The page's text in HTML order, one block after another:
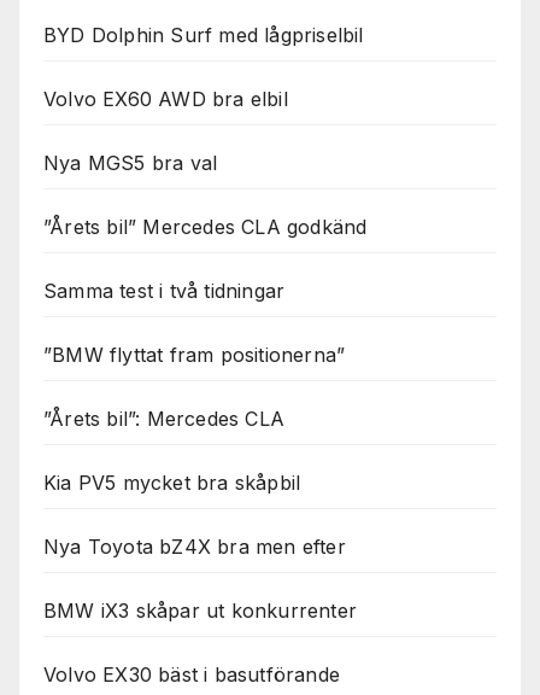
BYD Dolphin Surf med lågpriselbil
Volvo EX60 AWD bra elbil
Nya MGS5 bra val
”Årets bil” Mercedes CLA godkänd
Samma test i två tidningar
”BMW flyttat fram positionerna”
”Årets bil”: Mercedes CLA
Kia PV5 mycket bra skåpbil
Nya Toyota bZ4X bra men efter
BMW iX3 skåpar ut konkurrenter
Volvo EX30 bäst i basutförande